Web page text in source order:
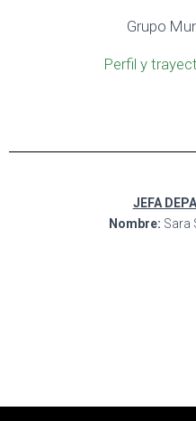
Grupo
Perfil y
JEFA
Nombre: Sara